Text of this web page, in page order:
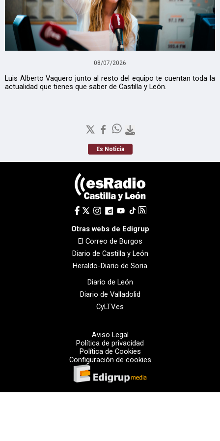
08/07/2026
Luis Alberto Vaquero junto al resto del equipo te cuentan toda la
actualidad que tienes que saber de Castilla y León.
Es Noticia
Otras webs de Edigrup
El Correo de Burgos
Diario de Castilla y León
Heraldo-Diario de Soria
Diario de León
Diario de Valladolid
CyLTV.es
Aviso Legal
Política de privacidad
Política de Cookies
Configuración de cookies